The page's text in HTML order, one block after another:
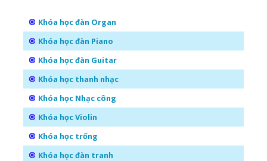
Khóa học đàn Organ
Khóa học đàn Piano
Khóa học đàn Guitar
Khóa học thanh nhạc
Khóa học Nhạc công
Khóa học Violin
Khóa học trống
Khóa học đàn tranh